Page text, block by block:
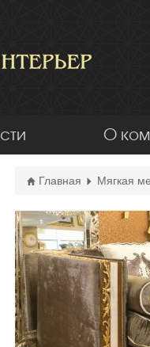
О
Главная Мягкая